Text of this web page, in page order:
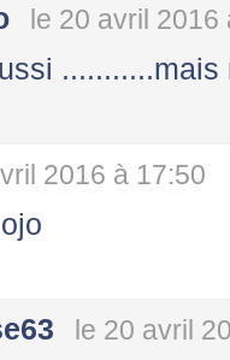
le 20 avril 2016
...........mais
2016 à 17:50
le 20 avril